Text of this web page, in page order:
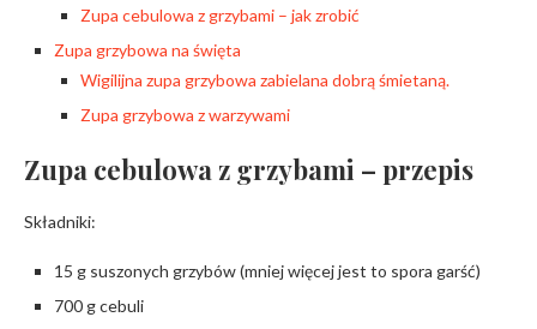
Zupa cebulowa z grzybami – jak zrobić
Zupa grzybowa na święta
Wigilijna zupa grzybowa zabielana dobrą śmietaną.
Zupa grzybowa z warzywami
Zupa cebulowa z grzybami – przepis
Składniki:
15 g suszonych grzybów (mniej więcej jest to spora garść)
700 g cebuli